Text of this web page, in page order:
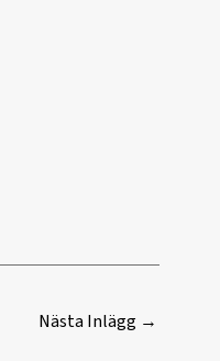
Nästa Inlägg →